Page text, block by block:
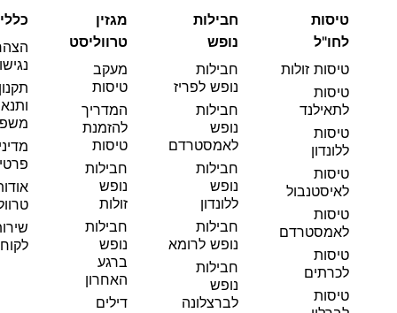
טיסות
לחו"ל
טיסות זולות
טיסות
לתאילנד
טיסות
ללונדון
טיסות
לאיסטנבול
טיסות
לאמסטרדם
טיסות
לכרתים
טיסות
חבילות
נופש
חבילות
נופש לפריז
חבילות
נופש
לאמסטרדם
חבילות
נופש
ללונדון
חבילות
נופש לרומא
חבילות
נופש
לברצלונה
מגזין
טרווליסט
מעקב
טיסות
המדריך
להזמנת
טיסות
חבילות
נופש
זולות
חבילות
נופש
ברגע
האחרון
דילים
כללי